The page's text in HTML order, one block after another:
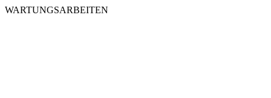
WARTUNGSARBEITEN